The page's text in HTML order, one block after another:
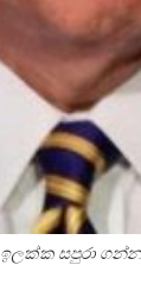
ඉලක්ක සපුරා